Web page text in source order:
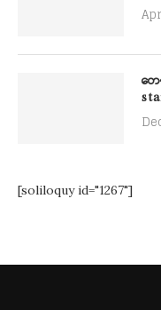
တ
[soliloquy id="1267"]